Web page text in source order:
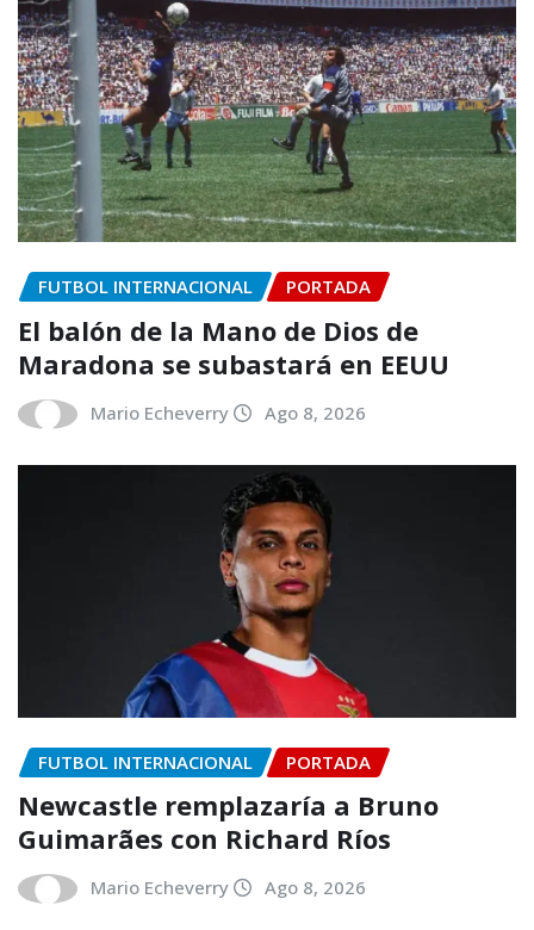
FUTBOL INTERNACIONAL PORTADA
El balón de la Mano de Dios de
Maradona se subastará en EEUU
Mario Echeverry Ago 8, 2026
FUTBOL INTERNACIONAL PORTADA
Newcastle remplazaría a Bruno
Guimarães con Richard Ríos
Mario Echeverry Ago 8, 2026